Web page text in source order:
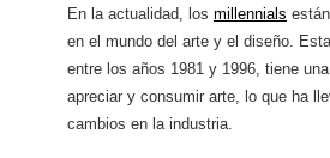
En la actualidad, los millennials
en el mundo del arte y el diseño.
entre los años 1981 y 1996, tiene
apreciar y consumir arte, lo que ha
cambios en la industria.